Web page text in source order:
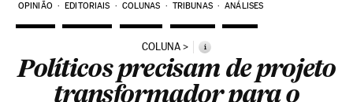
OPINIÃO EDITORIAIS COLUNAS TRIBUNAS ANÁLISES
COLUNA i
Políticos precisam de projeto
transformador para o